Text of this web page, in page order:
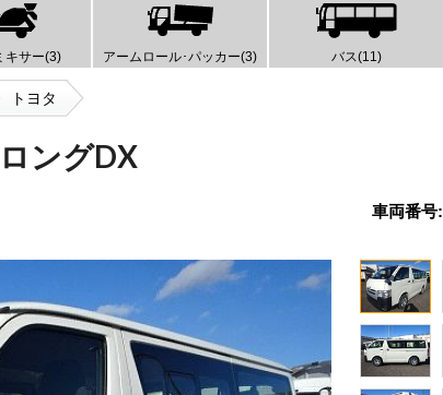
キサー(3) アームロール･パッカー(3) バス(11)
トヨタ
ングDX
車両番号: